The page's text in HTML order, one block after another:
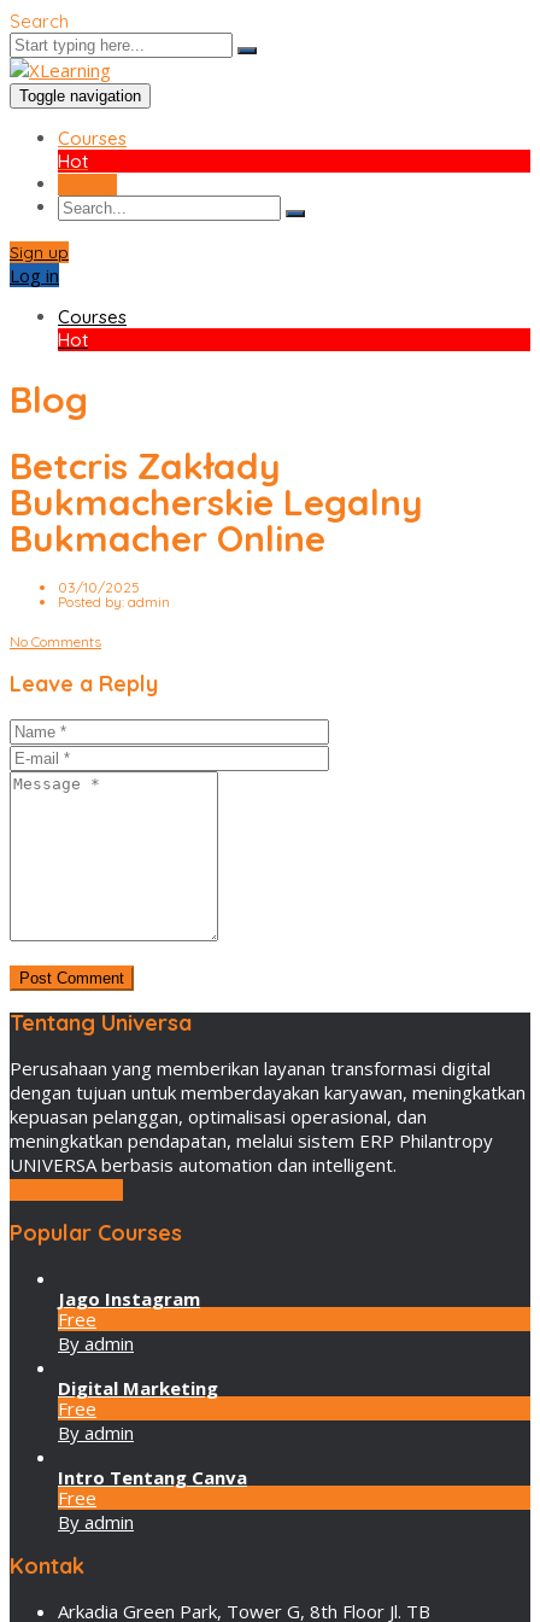
Search
Toggle navigation
Courses
Hot
Sign up
Log in
Courses
Hot
Blog
Betcris Zakłady
Bukmacherskie Legalny
Bukmacher Online
03/10/2025
Posted by: admin
No Comments
Leave a Reply
Tentang Universa
Perusahaan yang memberikan layanan transformasi digital
dengan tujuan untuk memberdayakan karyawan, meningkatkan
kepuasan pelanggan, optimalisasi operasional, dan
meningkatkan pendapatan, melalui sistem ERP Philantropy
UNIVERSA berbasis automation dan intelligent.
Popular Courses
Jago Instagram
Free
By admin
Digital Marketing
Free
By admin
Intro Tentang Canva
Free
By admin
Kontak
Arkadia Green Park, Tower G, 8th Floor Jl. TB